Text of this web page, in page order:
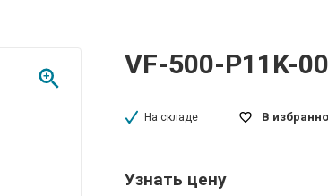
VF-500-P11K-
На складе В
Узнать цену